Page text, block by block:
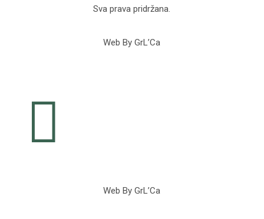
Sva prava pridržana.
Web By GrL’Ca

Web By GrL’Ca